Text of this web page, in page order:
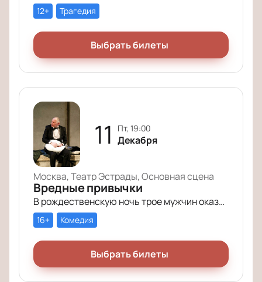
12+ Трагедия
Выбрать билеты
11 пт, 19:00
Декабря
Москва, Театр Эстрады, Основная сцена
Вредные привычки
В рождественскую ночь трое мужчин оказываются в КПЗ за административные правонарушения. Один – за курение в неположенном месте, второй – за алкогольное опьянение, третий – за превышение скорости.
16+ Комедия
Выбрать билеты